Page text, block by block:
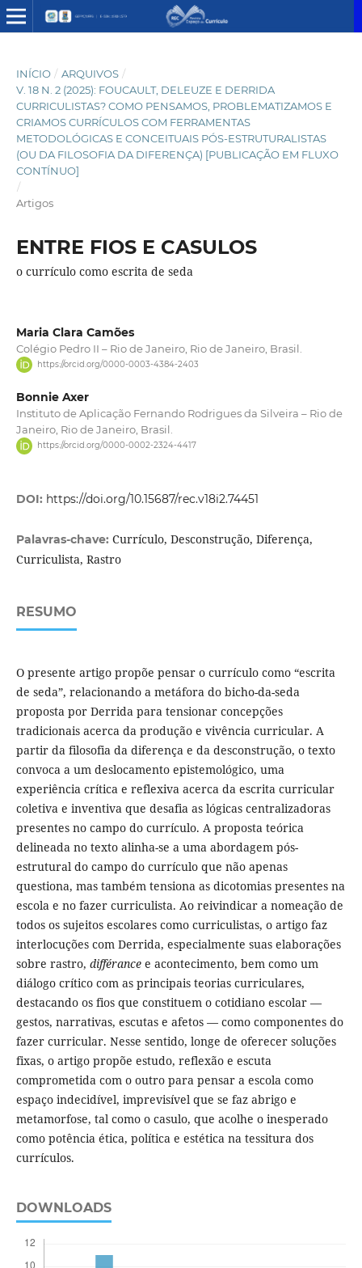
INÍCIO / ARQUIVOS /
V. 18 N. 2 (2025): FOUCAULT, DELEUZE E DERRIDA
CURRICULISTAS? COMO PENSAMOS, PROBLEMATIZAMOS E
CRIAMOS CURRÍCULOS COM FERRAMENTAS
METODOLÓGICAS E CONCEITUAIS PÓS-ESTRUTURALISTAS
(OU DA FILOSOFIA DA DIFERENÇA) [PUBLICAÇÃO EM FLUXO
CONTÍNUO]
/
Artigos
ENTRE FIOS E CASULOS
o currículo como escrita de seda
Maria Clara Camões
Colégio Pedro II – Rio de Janeiro, Rio de Janeiro, Brasil.
https://orcid.org/0000-0003-4384-2403
Bonnie Axer
Instituto de Aplicação Fernando Rodrigues da Silveira – Rio de
Janeiro, Rio de Janeiro, Brasil.
https://orcid.org/0000-0002-2324-4417
DOI: https://doi.org/10.15687/rec.v18i2.74451
Palavras-chave: Currículo, Desconstrução, Diferença,
Curriculista, Rastro
RESUMO
O presente artigo propõe pensar o currículo como “escrita
de seda”, relacionando a metáfora do bicho-da-seda
proposta por Derrida para tensionar concepções
tradicionais acerca da produção e vivência curricular. A
partir da filosofia da diferença e da desconstrução, o texto
convoca a um deslocamento epistemológico, uma
experiência crítica e reflexiva acerca da escrita curricular
coletiva e inventiva que desafia as lógicas centralizadoras
presentes no campo do currículo. A proposta teórica
delineada no texto alinha-se a uma abordagem pós-
estrutural do campo do currículo que não apenas
questiona, mas também tensiona as dicotomias presentes na
escola e no fazer curriculista. Ao reivindicar a nomeação de
todos os sujeitos escolares como curriculistas, o artigo faz
interlocuções com Derrida, especialmente suas elaborações
sobre rastro, différancee acontecimento, bem como um
diálogo crítico com as principais teorias curriculares,
destacando os fios que constituem o cotidiano escolar —
gestos, narrativas, escutas e afetos — como componentes do
fazer curricular. Nesse sentido, longe de oferecer soluções
fixas, o artigo propõe estudo, reflexão e escuta
comprometida com o outro para pensar a escola como
espaço indecidível, imprevisível que se faz abrigo e
metamorfose, tal como o casulo, que acolhe o inesperado
como potência ética, política e estética na tessitura dos
currículos.
DOWNLOADS